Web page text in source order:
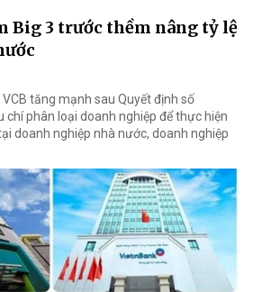
Big 3 trước thềm nâng tỷ lệ
VCB tăng mạnh sau Quyết định số
phân loại doanh nghiệp để thực hiện
doanh nghiệp nhà nước, doanh nghiệp